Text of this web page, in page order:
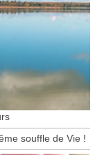
souffle de Vie !